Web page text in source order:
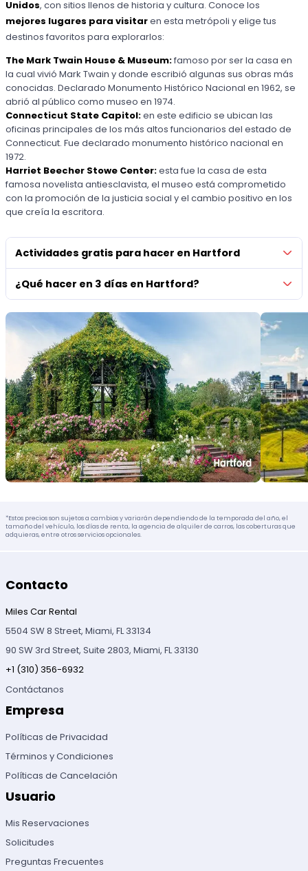
Unidos, con sitios llenos de historia y cultura. Conoce los
mejores lugares para visitaren esta metrópoli y elige tus
destinos favoritos para explorarlos:
The Mark Twain House & Museum:famoso por ser la casa en
la cual vivió Mark Twain y donde escribió algunas sus obras más
conocidas. Declarado Monumento Histórico Nacional en 1962, se
abrió al público como museo en 1974.
Connecticut State Capitol:en este edificio se ubican las
oficinas principales de los más altos funcionarios del estado de
Connecticut. Fue declarado monumento histórico nacional en
1972.
Harriet Beecher Stowe Center:esta fue la casa de esta
famosa novelista antiesclavista, el museo está comprometido
con la promoción de la justicia social y el cambio positivo en los
que creía la escritora.
Actividades gratis para hacer en Hartford
¿Qué hacer en 3 días en Hartford?
*Estos precios son sujetos a cambios y variarán dependiendo de la temporada del año, el
tamaño del vehículo, los días de renta, la agencia de alquiler de carros, las coberturas que
adquieras, entre otros servicios opcionales.
Contacto
Miles Car Rental
5504 SW 8 Street, Miami, FL 33134
90 SW 3rd Street, Suite 2803, Miami, FL 33130
+1 (310) 356-6932
Contáctanos
Empresa
Políticas de Privacidad
Términos y Condiciones
Políticas de Cancelación
Usuario
Mis Reservaciones
Solicitudes
Preguntas Frecuentes